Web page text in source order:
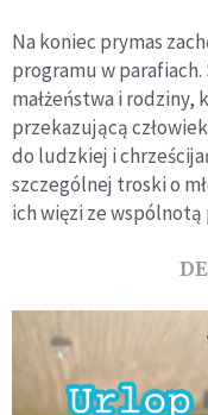
Na koniec prymas
programu w
małżeństwa i
przekazującą
do ludzkiej i
szczególnej troski o
ich więzi ze wspólnotą